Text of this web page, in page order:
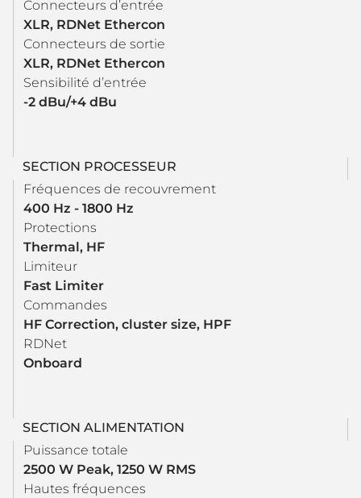
Connecteurs d’entrée
XLR, RDNet Ethercon
Connecteurs de sortie
XLR, RDNet Ethercon
Sensibilité d’entrée
-2 dBu/+4 dBu
SECTION PROCESSEUR
Fréquences de recouvrement
400 Hz - 1800 Hz
Protections
Thermal, HF
Limiteur
Fast Limiter
Commandes
HF Correction, cluster size, HPF
RDNet
Onboard
SECTION ALIMENTATION
Puissance totale
2500 W Peak, 1250 W RMS
Hautes fréquences